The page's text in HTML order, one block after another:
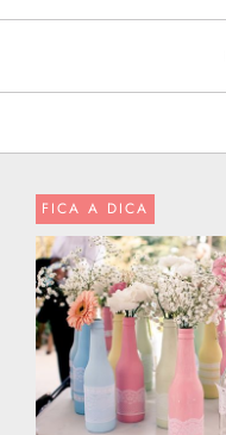
FICA A DICA